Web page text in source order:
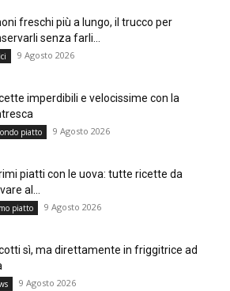
freschi più a lungo, il trucco per
senza farli...
9 Agosto 2026
imperdibili e velocissime con la
piatto 9 Agosto 2026
piatti con le uova: tutte ricette da
al...
piatto 9 Agosto 2026
sì, ma direttamente in friggitrice ad
9 Agosto 2026